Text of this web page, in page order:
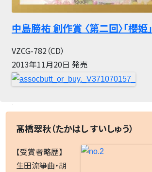
中島勝祐 創作賞 〈第二回〉「櫻姫」
VZCG-782（CD）
2013年11月20日 発売
髙橋翠秋（たかはし すいしゅう）
【受賞者略歴】
生田流箏曲・胡